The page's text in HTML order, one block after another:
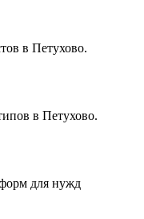
в Петухово.
в Петухово.
для нужд